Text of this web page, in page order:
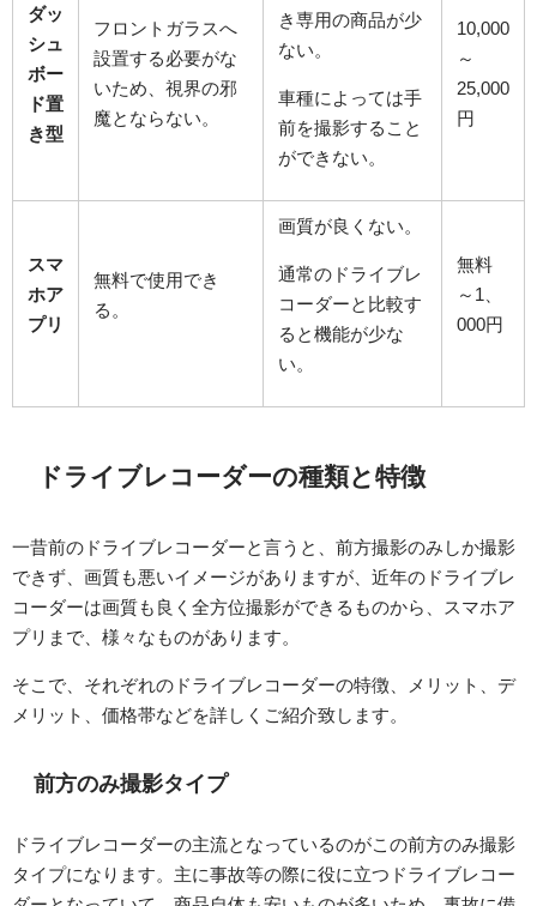
ダッ
シュ
ボー
ド置
き型
フロントガラスへ
設置する必要がな
いため、視界の邪
魔とならない。
き専用の商品が少
ない。
車種によっては手
前を撮影すること
ができない。
10,000
～
25,000
円
スマ
ホア
プリ
無料で使用でき
る。
画質が良くない。
通常のドライブレ
コーダーと比較す
ると機能が少な
い。
無料
～ 1
000円
ドライブレコーダーの種類と特徴
一昔前のドライブレコーダーと言うと、前方撮影のみしか撮影
できず、画質も悪いイメージがありますが、近年のドライブレ
コーダーは画質も良く全方位撮影ができるものから、スマホア
プリまで、様々なものがあります。
そこで、それぞれのドライブレコーダーの特徴、メリット、デ
メリット、価格帯などを詳しくご紹介致します。
前方のみ撮影タイプ
ドライブレコーダーの主流となっているのがこの前方のみ撮影
タイプになります。主に事故等の際に役に立つドライブレコー